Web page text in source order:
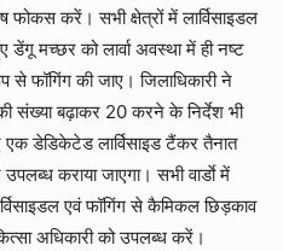
फोकस करें। सभी क्षेत्रों में लार्विसाइडल
मच्छर को लार्वा अवस्था में ही नष्ट
से फॉगिंग की जाए। जिलाधिकारी ने
संख्या बढ़ाकर 20 करने के निर्देश भी
एक डेडिकेटेड लार्विसाइड टैंकर तैनात
कराया जाएगा। सभी वार्डाे में
एवं फॉगिंग से कैमिकल छिड़काव
अधिकारी को उपलब्ध करें।